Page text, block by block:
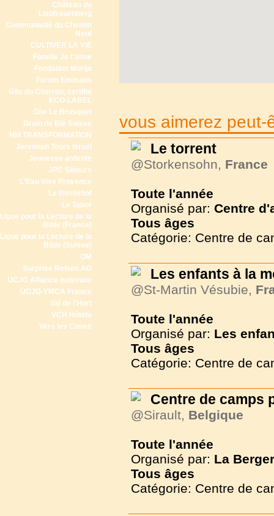
Château du
Liebfrauenberg
Communauté du Chemin
Neuf
CULTIVER LA VIE
Famille Je t'aime
Fondation Morija
Forum Emmaüs
Gîte du Charron, certifié
ECO-LABEL
Gite Le Brusquet
Grain de Blé Suisse
HM TRANSFORMATION
Jeremiah Tours Israël
Jeunesse ardente
JPC Séjours
L'Eau Vive Provence
Le Rimlishof
Le Tabor
Ligue pour la Lecture de la
Bible (France)
Ligue pour la Lecture de la
Bible (Suisse)
OM
Surprise Reisen AG
UCJG Alliance nationale
UCJG-YMCA France
Val de l'Hort
VCH Hôtels
Vers les Cimes
vous aimerez peut-
Le torrent
@Storkensohn, France
Toute l'année
Organisé par: Centre
Tous âges
Catégorie: Centre de
Les enfants à la
@St-Martin Vésubie,
Toute l'année
Organisé par: Les
Tous âges
Catégorie: Centre de
Centre de camps
@Sirault, Belgique
Toute l'année
Organisé par: La
Tous âges
Catégorie: Centre de